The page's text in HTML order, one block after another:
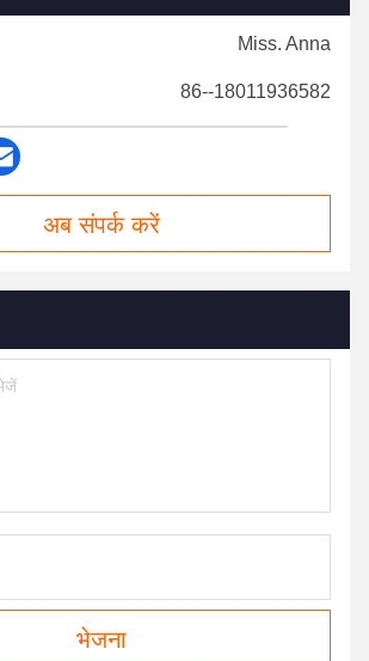
Miss. Anna
86--18011936582
अब संपर्क करें
भेजना